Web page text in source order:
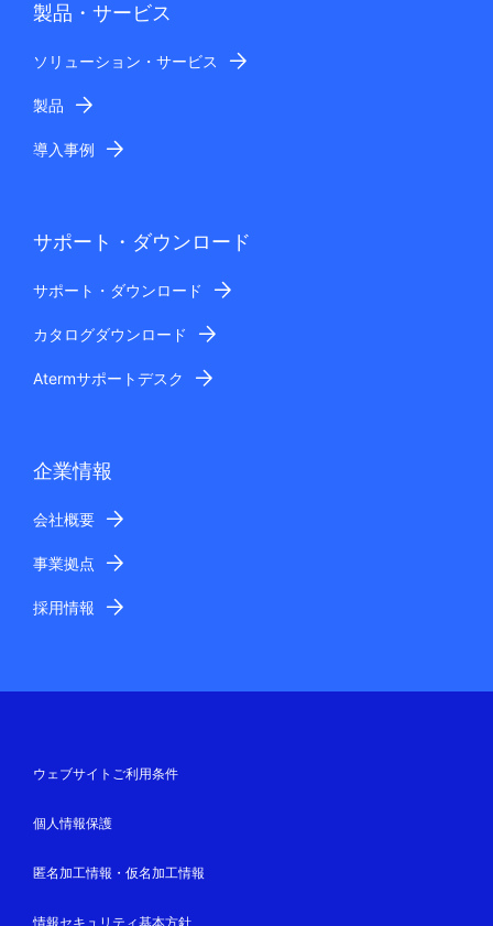
製品・サービス
ソリューション・サービス
製品
導入事例
サポート・ダウンロード
サポート・ダウンロード
カタログダウンロード
Atermサポートデスク
企業情報
会社概要
事業拠点
採用情報
ウェブサイトご利用条件
個人情報保護
匿名加工情報・仮名加工情報
情報セキュリティ基本方針